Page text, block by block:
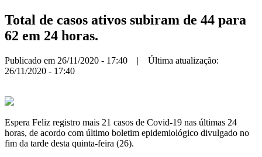
Total de casos ativos subiram de 44 para
62 em 24 horas.
Publicado em 26/11/2020 - 17:40 | Última atualização:
26/11/2020 - 17:40
Espera Feliz registro mais 21 casos de Covid-19 nas últimas 24
horas, de acordo com último boletim epidemiológico divulgado no
fim da tarde desta quinta-feira (26).